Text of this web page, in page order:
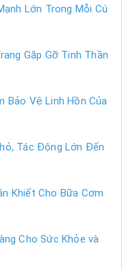
Lớn Trong Mỗi Cú
Gặp Gỡ Tinh Thần
Bảo Vệ Linh Hồn Của
Tác Động Lớn Đến
Khiết Cho Bữa Cơm
Cho Sức Khỏe và